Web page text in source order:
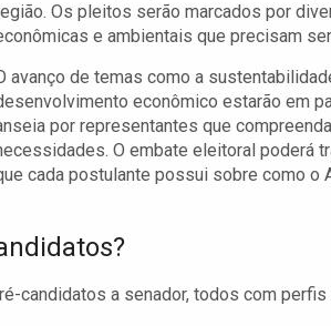
Os pleitos serão marcados por
e ambientais que precisam
avanço de temas como a
econômico estarão em
por representantes que
O embate eleitoral poderá
cada postulante possui sobre como o
candidatos a senador, todos com